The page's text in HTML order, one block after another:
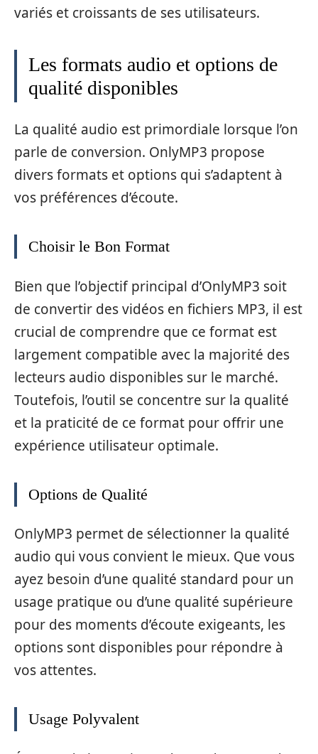
variés et croissants de ses utilisateurs.
Les formats audio et options de
qualité disponibles
La qualité audio est primordiale lorsque l’on
parle de conversion. OnlyMP3 propose
divers formats et options qui s’adaptent à
vos préférences d’écoute.
Choisir le Bon Format
Bien que l’objectif principal d’OnlyMP3 soit
de convertir des vidéos en fichiers MP3, il est
crucial de comprendre que ce format est
largement compatible avec la majorité des
lecteurs audio disponibles sur le marché.
Toutefois, l’outil se concentre sur la qualité
et la praticité de ce format pour offrir une
expérience utilisateur optimale.
Options de Qualité
OnlyMP3 permet de sélectionner la qualité
audio qui vous convient le mieux. Que vous
ayez besoin d’une qualité standard pour un
usage pratique ou d’une qualité supérieure
pour des moments d’écoute exigeants, les
options sont disponibles pour répondre à
vos attentes.
Usage Polyvalent